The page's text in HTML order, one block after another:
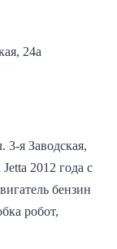
24а
3-я Заводская,
2012 года с
бензин
робот,